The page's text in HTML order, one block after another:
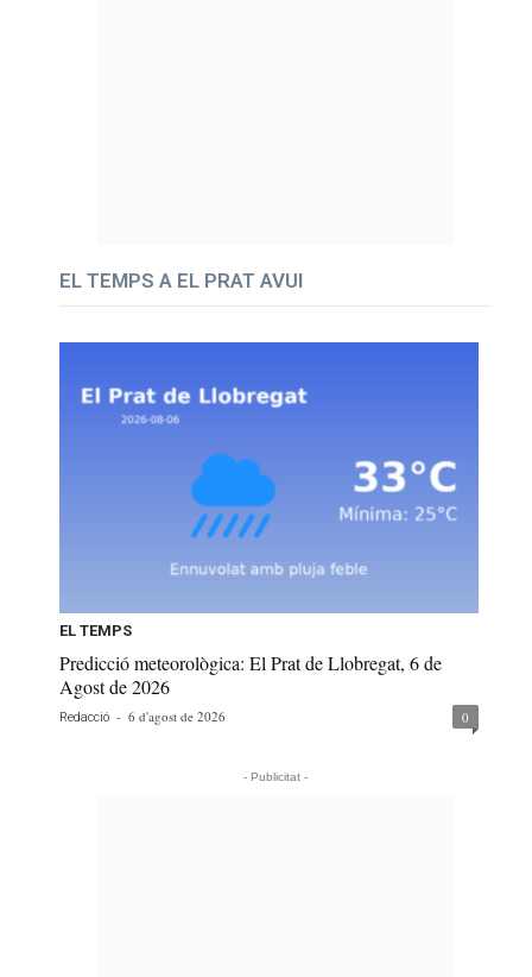
EL TEMPS A EL PRAT AVUI
EL TEMPS
Predicció meteorològica: El Prat de Llobregat, 6 de
Agost de 2026
Redacció - 6 d'agost de 2026 0
- Publicitat -